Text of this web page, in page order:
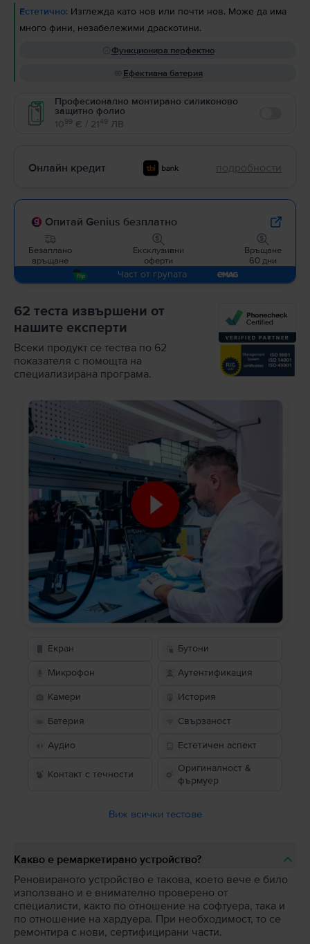
Естетично: Изглежда като нов или почти нов. Може да има
много фини, незабележими драскотини.
Функционира перфектно
Ефективна батерия
Професионално монтирано силиконово
защитно фолио
1099 € / 2149 ЛВ
Онлайн кредит подробности
Опитай Genius безплатно
Безаплано
връщане
Ексклузивни
оферти
Връщане
60 дни
Част от групата
62 теста извършени от
нашите експерти
Всеки продукт се тества по 62
показателя с помощта на
специализирана програма.
Екран Бутони
Микрофон Аутентификация
Камери История
Батерия Свързаност
Аудио Естетичен аспект
Контакт с течности
Оригиналност &
фърмуер
Виж всички тестове
Какво е ремаркетирано устройство?
Реновираното устройство е такова, което вече е било
използвано и е внимателно проверено от
специалисти, както по отношение на софтуера, така и
по отношение на хардуера. При необходимост, то се
ремонтира с нови, сертифицирани части.